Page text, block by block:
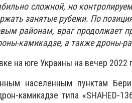
сложной, но
занятые рубежи. По
районам, враг продолжает
камикадзе, а также дроны-
на юге Украины на вечер
населенным пунктам
камикадзе типа «SHAHED-